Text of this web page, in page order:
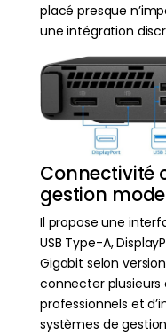
placé presque
une intégration
Connectivité
gestion
Il propose une
USB Type-A,
Gigabit selon
connecter plusieurs
professionnels et
systèmes de